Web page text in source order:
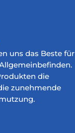
uns das Beste für
die
zunehmende